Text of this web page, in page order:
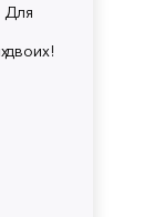
Для
двоих!